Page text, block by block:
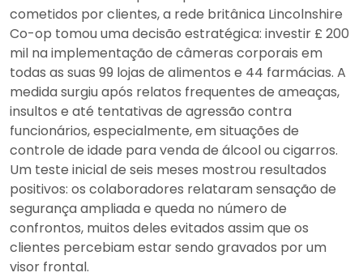
cometidos por clientes, a rede britânica Lincolnshire
Co-op tomou uma decisão estratégica: investir £ 200
mil na implementação de câmeras corporais em
todas as suas 99 lojas de alimentos e 44 farmácias. A
medida surgiu após relatos frequentes de ameaças,
insultos e até tentativas de agressão contra
funcionários, especialmente, em situações de
controle de idade para venda de álcool ou cigarros.
Um teste inicial de seis meses mostrou resultados
positivos: os colaboradores relataram sensação de
segurança ampliada e queda no número de
confrontos, muitos deles evitados assim que os
clientes percebiam estar sendo gravados por um
visor frontal.